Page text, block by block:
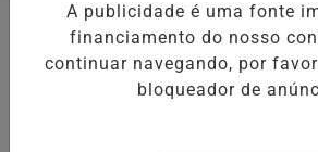
EM ALTA
A publicidade é uma fonte
financiamento do nosso
continuar navegando, por
bloqueador de